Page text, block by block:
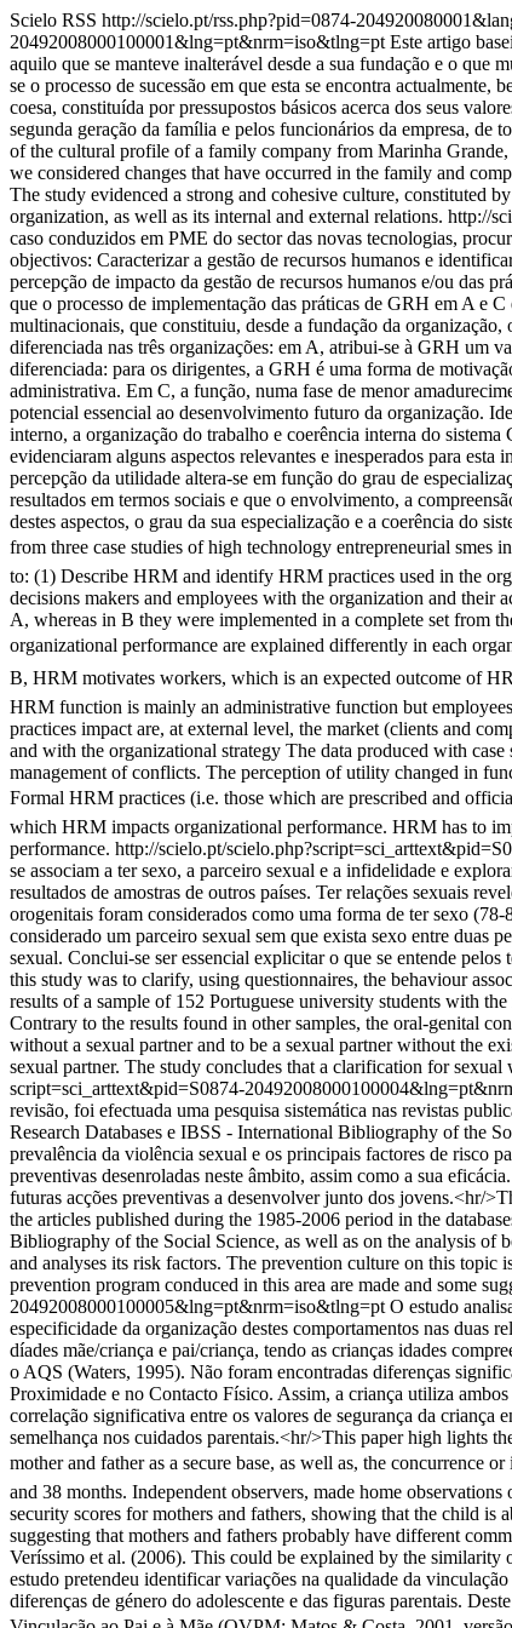
Scielo RSS http://scielo.pt/rss.php?pid=0874-
20492008000100001&lng=pt&nrm=iso&tlng=pt Este artigo
aquilo que se manteve inalterável desde a sua fundação e o que
se o processo de sucessão em que esta se encontra
coesa, constituída por pressupostos básicos acerca dos seus
segunda geração da família e pelos funcionários da empresa, de
of the cultural profile of a family company from Marinha Grande,
we considered changes that have occurred in the family and
The study evidenced a strong and cohesive culture, constituted
organization, as well as its internal and external relations. http://
caso conduzidos em PME do sector das novas tecnologias,
objectivos: Caracterizar a gestão de recursos humanos e
percepção de impacto da gestão de recursos humanos e/ou das
que o processo de implementação das práticas de GRH em A e
multinacionais, que constituiu, desde a fundação da
diferenciada nas três organizações: em A, atribui-se à GRH um
diferenciada: para os dirigentes, a GRH é uma forma de
administrativa. Em C, a função, numa fase de menor
potencial essencial ao desenvolvimento futuro da organização.
interno, a organização do trabalho e coerência interna do
evidenciaram alguns aspectos relevantes e inesperados para
percepção da utilidade altera-se em função do grau de
resultados em termos sociais e que o envolvimento, a
destes aspectos, o grau da sua especialização e a coerência do
from three case studies of high technology entrepreneurial
to: (1) Describe HRM and identify HRM practices used in the
decisions makers and employees with the organization and
A, whereas in B they were implemented in a complete set from
organizational performance are explained differently in each
B, HRM motivates workers, which is an expected outcome of
HRM function is mainly an administrative function but
practices impact are, at external level, the market (clients and
and with the organizational strategy The data produced with
management of conflicts. The perception of utility changed in
Formal HRM practices (i.e. those which are prescribed and
which HRM impacts organizational performance. HRM has to
performance. http://scielo.pt/
se associam a ter sexo, a parceiro sexual e a infidelidade e
resultados de amostras de outros países. Ter relações sexuais
orogenitais foram considerados como uma forma de ter sexo
considerado um parceiro sexual sem que exista sexo entre duas
sexual. Conclui-se ser essencial explicitar o que se entende
this study was to clarify, using questionnaires, the behaviour
results of a sample of 152 Portuguese university students with
Contrary to the results found in other samples, the oral-genital
without a sexual partner and to be a sexual partner without the
sexual partner. The study concludes that a clarification for
script=sci_arttext&pid=S0874-
revisão, foi efectuada uma pesquisa sistemática nas revistas
Research Databases e IBSS - International Bibliography of the
prevalência da violência sexual e os principais factores de risco
preventivas desenroladas neste âmbito, assim como a sua
futuras acções preventivas a desenvolver junto dos jovens.<hr/
the articles published during the 1985-2006 period in the
Bibliography of the Social Science, as well as on the analysis of
and analyses its risk factors. The prevention culture on this
prevention program conduced in this area are made and some
20492008000100005&lng=pt&nrm=iso&tlng=pt O estudo
especificidade da organização destes comportamentos nas duas
díades mãe/criança e pai/criança, tendo as crianças idades
o AQS (Waters, 1995). Não foram encontradas diferenças
Proximidade e no Contacto Físico. Assim, a criança utiliza
correlação significativa entre os valores de segurança da criança
semelhança nos cuidados parentais.<hr/>This paper high lights
mother and father as a secure base, as well as, the concurrence
and 38 months. Independent observers, made home
security scores for mothers and fathers, showing that the child is
suggesting that mothers and fathers probably have different
Veríssimo et al. (2006). This could be explained by the similarity
estudo pretendeu identificar variações na qualidade da
diferenças de género do adolescente e das figuras parentais.